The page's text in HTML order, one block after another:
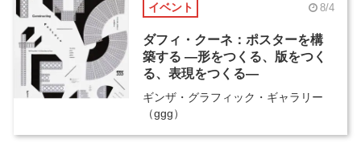
イベント 8/4
ダフィ・クーネ：ポスターを構
築する ―形をつくる、版をつく
る、表現をつくる―
ギンザ・グラフィック・ギャラリー
（ggg）